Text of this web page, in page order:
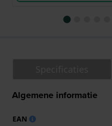
Algemene informatie
EAN